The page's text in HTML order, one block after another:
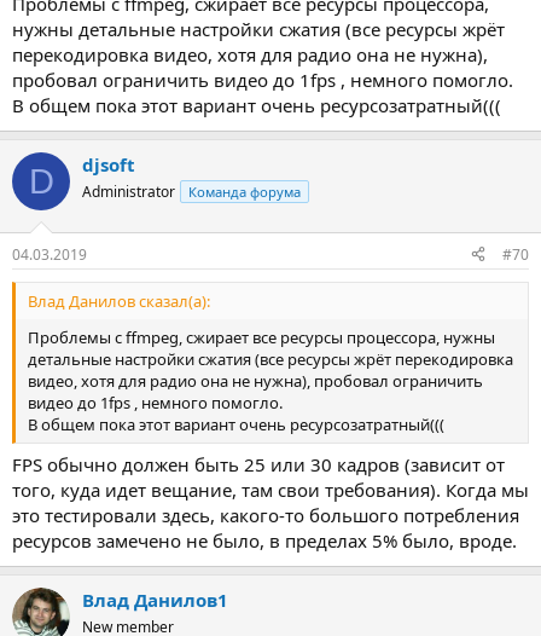
нужны детальные настройки сжатия (все ресурсы жрёт
перекодировка видео, хотя для радио она не нужна),
пробовал ограничить видео до 1fps , немного помогло.
В общем пока этот вариант очень ресурсозатратный(((
D djsoft
Administrator Команда форума
04.03.2019 #70
Влад Данилов сказал(а):
Проблемы c ffmpeg, сжирает все ресурсы процессора, нужны
детальные настройки сжатия (все ресурсы жрёт перекодировка
видео, хотя для радио она не нужна), пробовал ограничить
видео до 1fps , немного помогло.
В общем пока этот вариант очень ресурсозатратный(((
FPS обычно должен быть 25 или 30 кадров (зависит от
того, куда идет вещание, там свои требования). Когда мы
это тестировали здесь, какого-то большого потребления
ресурсов замечено не было, в пределах 5% было, вроде.
Влад Данилов1
New member